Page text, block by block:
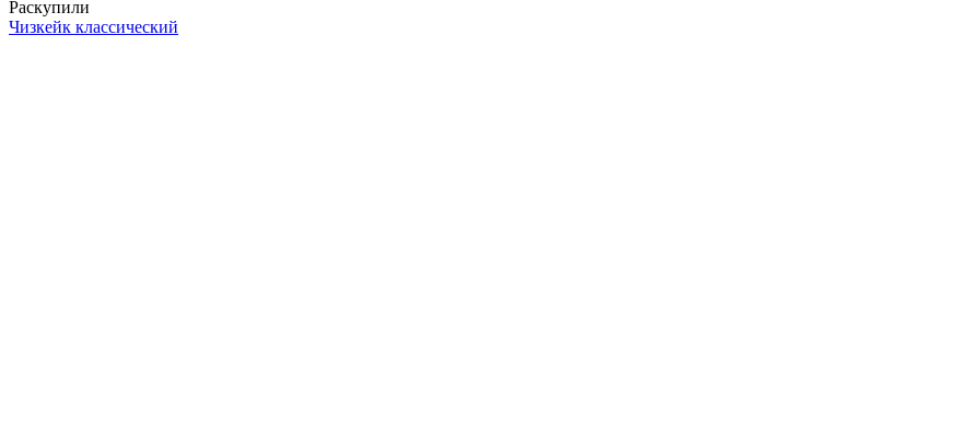
Раскупили
Чизкейк классический